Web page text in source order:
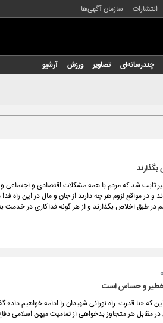
انتشارات سازمان آگهی‌ها
چندرسانه‌ای تصاویر ورزش آرشیو
شد که مردم با همه مشکلات اقتصادی و اجتماعی و
در مواقع لزوم هر چه دارند از جان و مال در این راه
در طبق اخلاص بگذارند و از هر گونه فداکاری در خدمت
خطیر و حساس است
که «با قدرت، راه نورانی شهیدان را ادامه خواهیم داد»
مقابل هر متجاوز بدخواهی از تمامیت میهن اسلامی